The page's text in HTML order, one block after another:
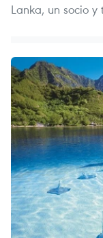
Lanka, un socio